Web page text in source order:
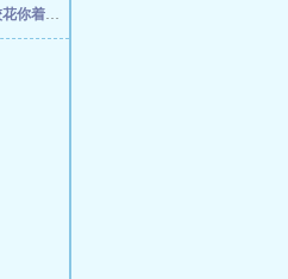
急啥？